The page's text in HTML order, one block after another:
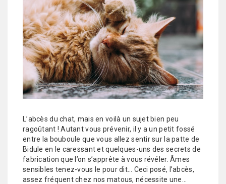
L’abcès du chat, mais en voilà un sujet bien peu
ragoûtant ! Autant vous prévenir, il y a un petit fossé
entre la bouboule que vous allez sentir sur la patte de
Bidule en le caressant et quelques-uns des secrets de
fabrication que l’on s’apprête à vous révéler. Âmes
sensibles tenez-vous le pour dit… Ceci posé, l’abcès,
assez fréquent chez nos matous, nécessite une…